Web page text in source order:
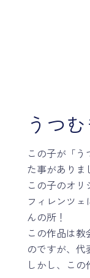
うつ
この子が「
た事がありま
この子のオリ
フィレンツェ
んの所！
この作品は
のですが、代
しかし、こ